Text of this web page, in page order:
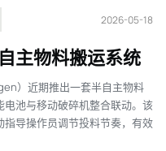
2026-05-18
主物料搬运系统
）近期推出一套半自主物料
池与移动破碎机整合联动。该
导操作员调节投料节奏，有效